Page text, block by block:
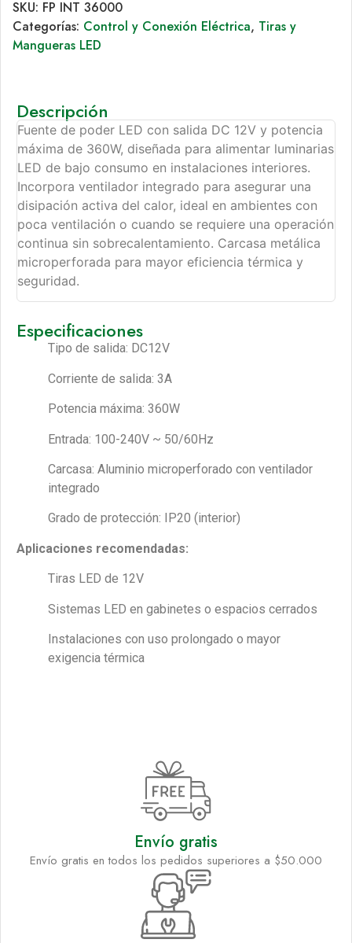
SKU: FP INT 36000
Categorías: Control y Conexión Eléctrica, Tiras y
Mangueras LED
Descripción
Fuente de poder LED con salida DC 12V y potencia
máxima de 360W, diseñada para alimentar luminarias
LED de bajo consumo en instalaciones interiores.
Incorpora ventilador integrado para asegurar una
disipación activa del calor, ideal en ambientes con
poca ventilación o cuando se requiere una operación
continua sin sobrecalentamiento. Carcasa metálica
microperforada para mayor eficiencia térmica y
seguridad.
Especificaciones
Tipo de salida: DC12V
Corriente de salida: 3A
Potencia máxima: 360W
Entrada: 100-240V ~ 50/60Hz
Carcasa: Aluminio microperforado con ventilador
integrado
Grado de protección: IP20 (interior)
Aplicaciones recomendadas:
Tiras LED de 12V
Sistemas LED en gabinetes o espacios cerrados
Instalaciones con uso prolongado o mayor
exigencia térmica
Envío gratis
Envío gratis en todos los pedidos superiores a $50.000